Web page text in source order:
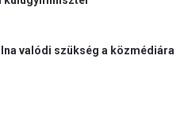
valódi szükség a közmédiára